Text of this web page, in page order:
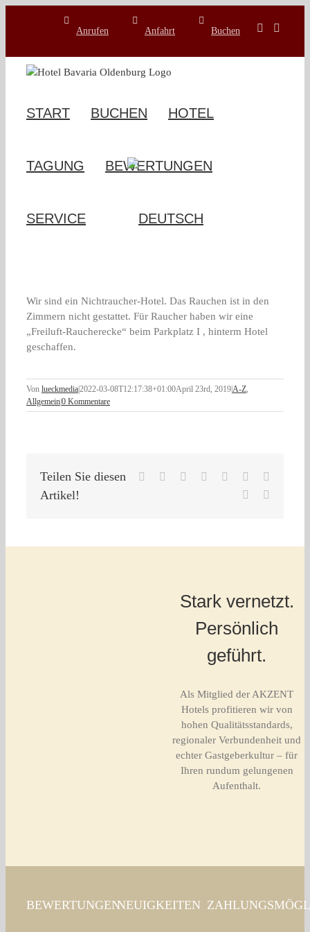
Anrufen Anfahrt Buchen
START BUCHEN HOTEL
TAGUNG BEWERTUNGEN
SERVICE
Wir sind ein Nichtraucher-Hotel. Das Rauchen ist in den
Zimmern nicht gestattet. Für Raucher haben wir eine
„Freiluft-Raucherecke“ beim Parkplatz I , hinterm Hotel
geschaffen.
Von lueckmedia2022-03-08T12:17:38+01:00April 23rd, 2019A-Z,
Allgemein0 Kommentare
Teilen Sie diesen
Artikel!
Facebook Reddit LinkedInWhatsApp
Tumblr
Stark vernetzt.
Persönlich
geführt.
Als Mitglied der AKZENT
Hotels profitieren wir von
hohen Qualitätsstandards,
regionaler Verbundenheit und
echter Gastgeberkultur – für
Ihren rundum gelungenen
Aufenthalt.
BEWERTUNGENNEUIGKEITEN